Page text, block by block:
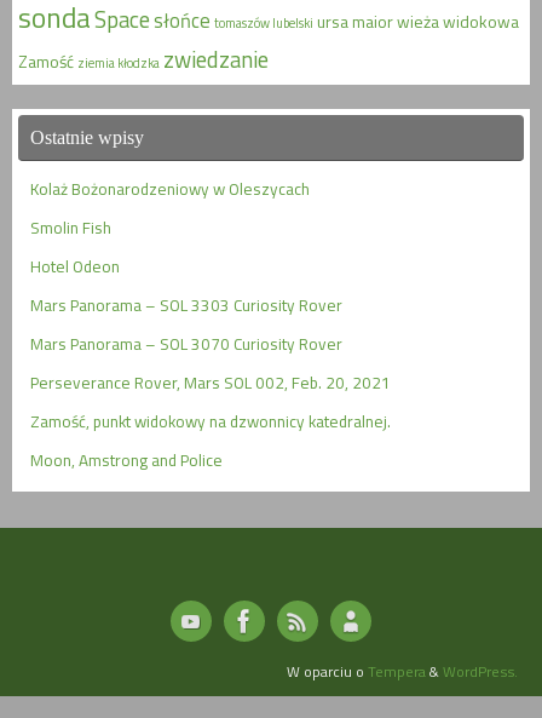
sondaSpacesłońce tomaszów lubelski ursa maiorwieża widokowa
Zamość ziemia kłodzka zwiedzanie
Ostatnie wpisy
Kolaż Bożonarodzeniowy w Oleszycach
Smolin Fish
Hotel Odeon
Mars Panorama – SOL 3303 Curiosity Rover
Mars Panorama – SOL 3070 Curiosity Rover
Perseverance Rover, Mars SOL 002, Feb. 20, 2021
Zamość, punkt widokowy na dzwonnicy katedralnej.
Moon, Amstrong and Police
W oparciu o Tempera&WordPress.